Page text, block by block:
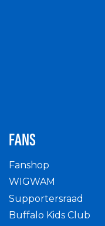
FANS
Fanshop
WIGWAM
Supportersraad
Buffalo Kids Club